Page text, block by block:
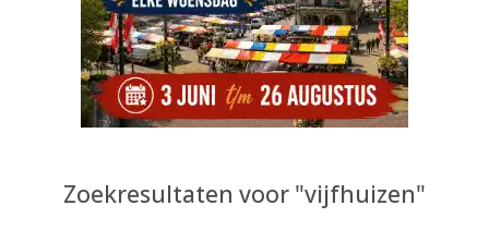
Zoekresultaten voor "vijfhuizen"